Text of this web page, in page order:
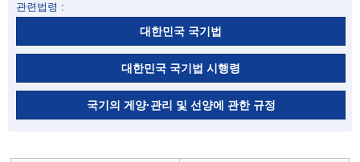
관련법령 :
대한민국 국기법
대한민국 국기법 시행령
국기의 게양·관리 및 선양에 관한 규정